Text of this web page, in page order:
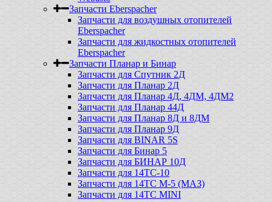
Запчасти Eberspacher
Запчасти для воздушных отопителей
Eberspacher
Запчасти для жидкостных отопителей
Eberspacher
Запчасти Планар и Бинар
Запчасти для Спутник 2Д
Запчасти для Планар 2Д
Запчасти для Планар 4Д, 4ДМ, 4ДМ2
Запчасти для Планар 44Д
Запчасти для Планар 8Д и 8ДМ
Запчасти для Планар 9Д
Запчасти для BINAR 5S
Запчасти для Бинар 5
Запчасти для БИНАР 10Д
Запчасти для 14ТС-10
Запчасти для 14ТС М-5 (МАЗ)
Запчасти для 14ТС MINI